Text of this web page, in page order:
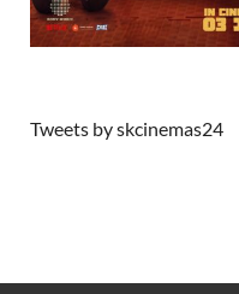
Tweets by skcinemas24